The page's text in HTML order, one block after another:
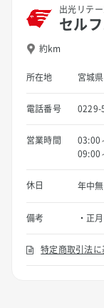
出光リテ
セル
約km
所在地 宮城
電話番号 0229-
営業時間
03:00
09:00
休日 年中
備考 ・正
特定商取引法